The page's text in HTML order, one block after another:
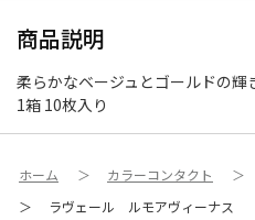
商品説明
柔らかなベージュとゴールドの
1箱 10枚入り
ホーム ＞ カラーコンタクト ＞
＞
ラヴェール ルモアヴィーナス